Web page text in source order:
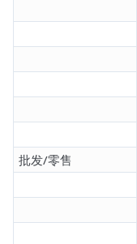
批发/零售